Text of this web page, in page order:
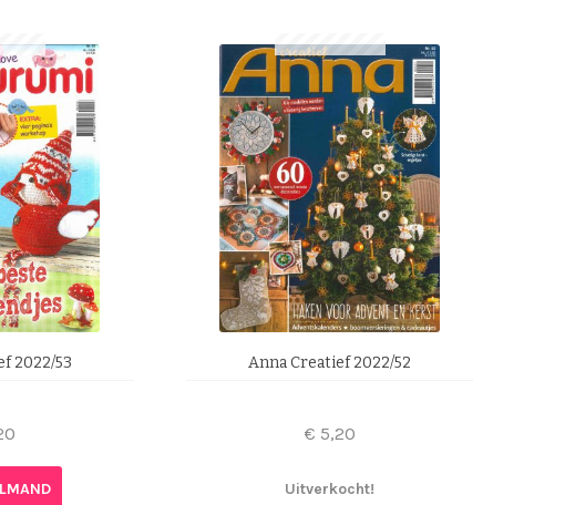
2022/53 Anna Creatief 2022/52
€ 5,20
Uitverkocht!